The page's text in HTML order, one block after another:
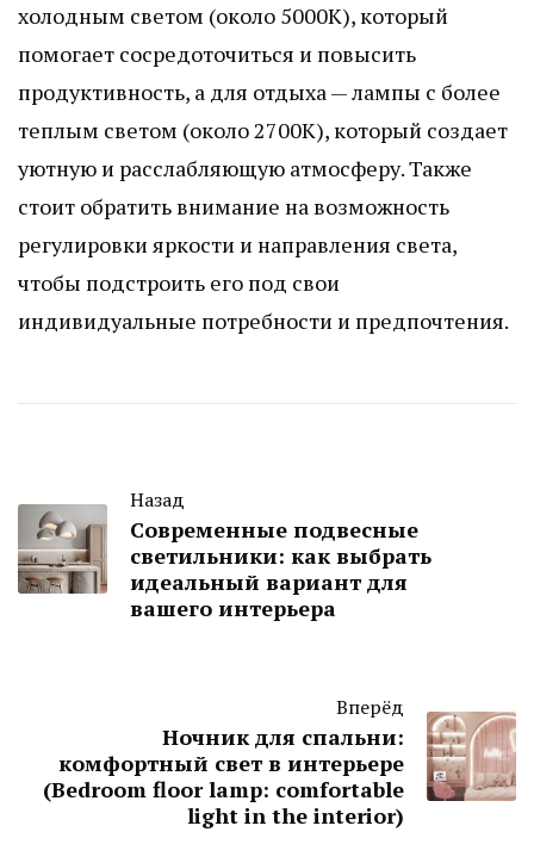
холодным светом (около 5000K), который
помогает сосредоточиться и повысить
продуктивность, а для отдыха — лампы с более
теплым светом (около 2700K), который создает
уютную и расслабляющую атмосферу. Также
стоит обратить внимание на возможность
регулировки яркости и направления света,
чтобы подстроить его под свои
индивидуальные потребности и предпочтения.
Назад
Современные подвесные
светильники: как выбрать
идеальный вариант для
вашего интерьера
Вперёд
Ночник для спальни:
комфортный свет в интерьере
(Bedroom floor lamp: comfortable
light in the interior)